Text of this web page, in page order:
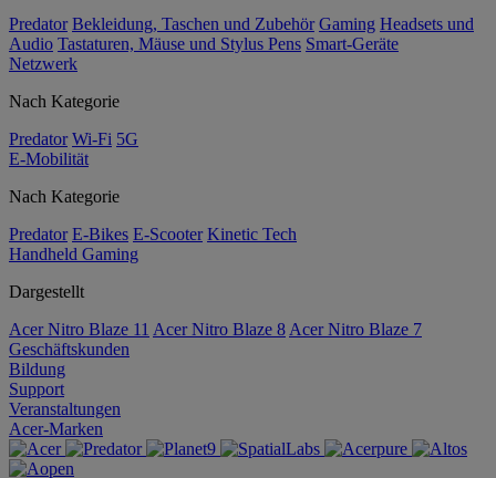
Predator Bekleidung, Taschen und Zubehör Gaming Headsets und
Audio Tastaturen, Mäuse und Stylus Pens Smart-Geräte
Netzwerk
Nach Kategorie
Predator Wi-Fi 5G
E-Mobilität
Nach Kategorie
Predator E-Bikes E-Scooter Kinetic Tech
Handheld Gaming
Dargestellt
Acer Nitro Blaze 11 Acer Nitro Blaze 8 Acer Nitro Blaze 7
Geschäftskunden
Bildung
Support
Veranstaltungen
Acer-Marken